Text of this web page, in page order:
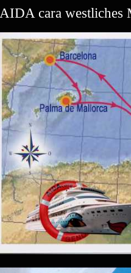
AIDA cara westliches